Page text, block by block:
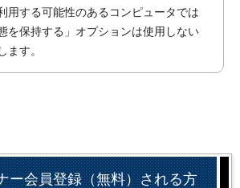
用する可能性のあるコンピュータでは
を保持する」オプションは使用しない
ます。
ー会員登録（無料）される方